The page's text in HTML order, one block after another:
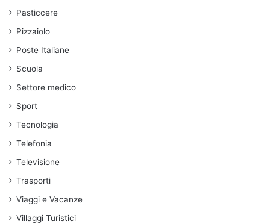
Pasticcere
Pizzaiolo
Poste Italiane
Scuola
Settore medico
Sport
Tecnologia
Telefonia
Televisione
Trasporti
Viaggi e Vacanze
Villaggi Turistici